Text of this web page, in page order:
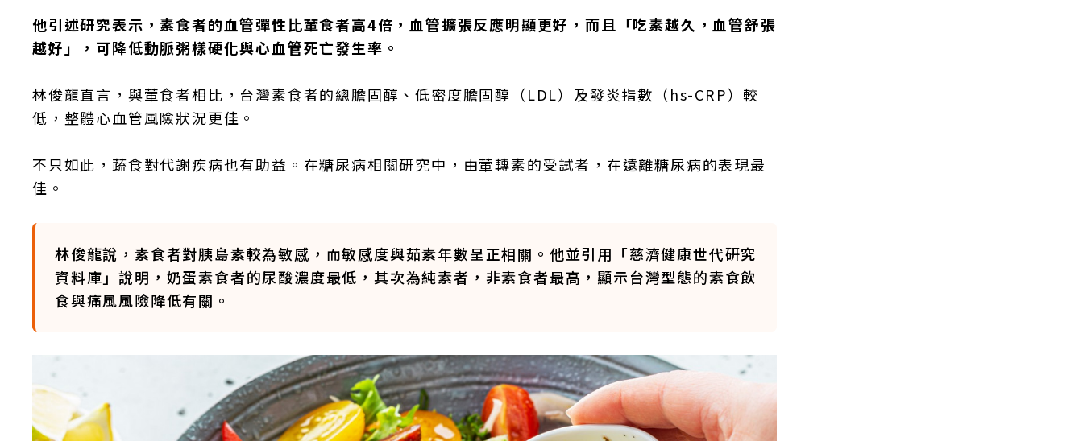
他引述研究表示，素食者的血管彈性比葷食者高4倍，血管擴張反應明顯更好，而且「吃素越久，血管舒張
越好」，可降低動脈粥樣硬化與心血管死亡發生率。
林俊龍直言，與葷食者相比，台灣素食者的總膽固醇、低密度膽固醇（LDL）及發炎指數（hs-CRP）較
低，整體心血管風險狀況更佳。
不只如此，蔬食對代謝疾病也有助益。在糖尿病相關研究中，由葷轉素的受試者，在遠離糖尿病的表現最
佳。
林俊龍說，素食者對胰島素較為敏感，而敏感度與茹素年數呈正相關。他並引用「慈濟健康世代研究
資料庫」說明，奶蛋素食者的尿酸濃度最低，其次為純素者，非素食者最高，顯示台灣型態的素食飲
食與痛風風險降低有關。